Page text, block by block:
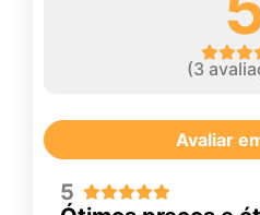
(3
Avaliar
5